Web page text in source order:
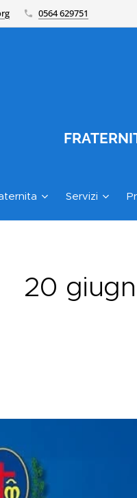
0564 629751
Servizi
20